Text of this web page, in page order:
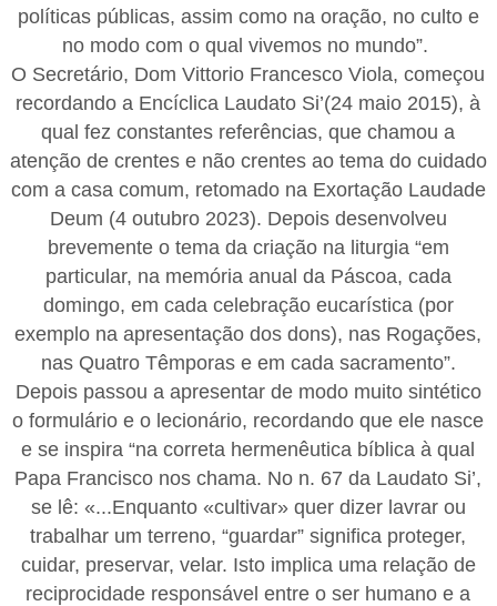
políticas públicas, assim como na oração, no culto e
no modo com o qual vivemos no mundo”.
O Secretário, Dom Vittorio Francesco Viola, começou
recordando a Encíclica Laudato Si’(24 maio 2015), à
qual fez constantes referências, que chamou a
atenção de crentes e não crentes ao tema do cuidado
com a casa comum, retomado na Exortação Laudade
Deum (4 outubro 2023). Depois desenvolveu
brevemente o tema da criação na liturgia “em
particular, na memória anual da Páscoa, cada
domingo, em cada celebração eucarística (por
exemplo na apresentação dos dons), nas Rogações,
nas Quatro Têmporas e em cada sacramento”.
Depois passou a apresentar de modo muito sintético
o formulário e o lecionário, recordando que ele nasce
e se inspira “na correta hermenêutica bíblica à qual
Papa Francisco nos chama. No n. 67 da Laudato Si’,
se lê: «...Enquanto «cultivar» quer dizer lavrar ou
trabalhar um terreno, “guardar” significa proteger,
cuidar, preservar, velar. Isto implica uma relação de
reciprocidade responsável entre o ser humano e a